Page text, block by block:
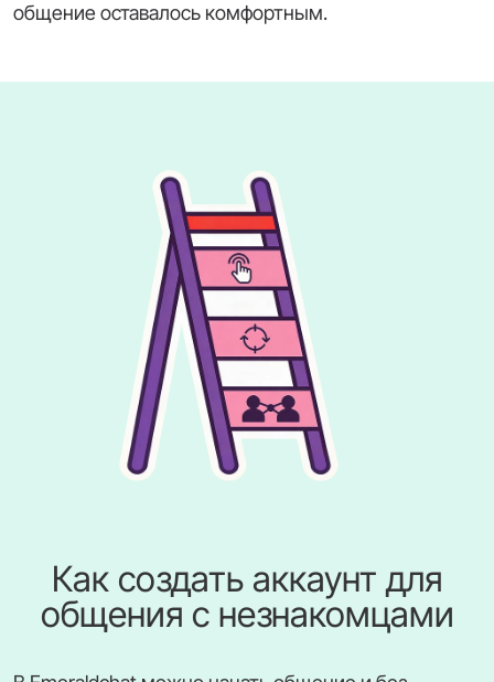
общение оставалось комфортным.
Как создать аккаунт для
общения с незнакомцами